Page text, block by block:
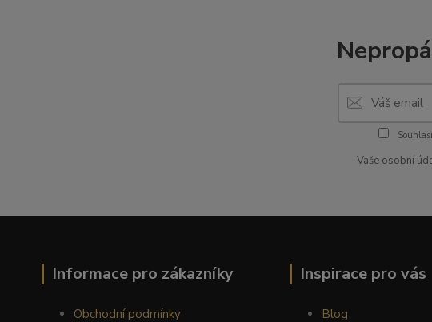
Vaše osobní
Informace pro zákazníky
Obchodní podmínky
Inspirace pro vás
Blog